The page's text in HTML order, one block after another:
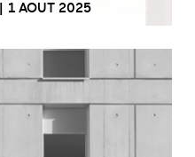
1 AOUT 2025